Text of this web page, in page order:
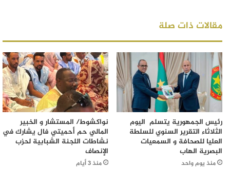
مقالات ذات صلة
رئيس الجمهورية يتسلم اليوم
الثلاثاء التقرير السنوي للسلطة
العليا للصحافة و السمعيات
البصرية الهاب
منذ يوم واحد
نواكشوط/ المستشار و الخبير
المالي حم أحميتي فال يشارك في
نشاطات اللجنة الشبابية لحزب
الإنصاف
منذ 3 أيام